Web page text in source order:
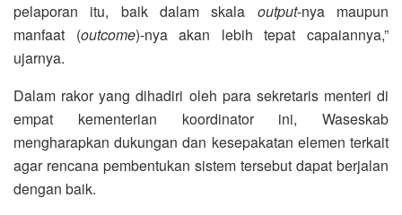
pelaporan itu, baik dalam skala output-nya maupun
manfaat (outcome)-nya akan lebih tepat capaiannya,”
ujarnya.
Dalam rakor yang dihadiri oleh para sekretaris menteri di
empat kementerian koordinator ini, Waseskab
mengharapkan dukungan dan kesepakatan elemen terkait
agar rencana pembentukan sistem tersebut dapat berjalan
dengan baik.